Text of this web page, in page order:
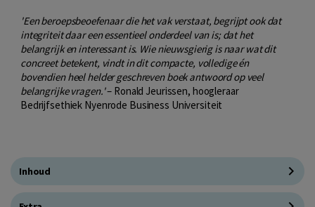
'Een beroepsbeoefenaar die het vak verstaat, begrijpt ook dat
integriteit daar een essentieel onderdeel van is; dat het
belangrijk en interessant is. Wie nieuwsgierig is naar wat dit
concreet betekent, vindt in dit compacte, volledige én
bovendien heel helder geschreven boek antwoord op veel
belangrijke vragen.'– Ronald Jeurissen, hoogleraar
Bedrijfsethiek Nyenrode Business Universiteit
Inhoud